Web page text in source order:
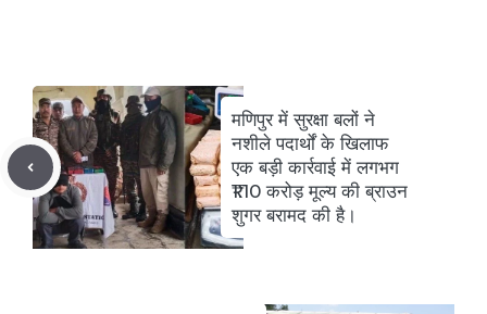
मणिपुर में सुरक्षा बलों ने
नशीले पदार्थों के खिलाफ
एक बड़ी कार्रवाई में लगभग
₹1.10 करोड़ मूल्य की ब्राउन
शुगर बरामद की है।